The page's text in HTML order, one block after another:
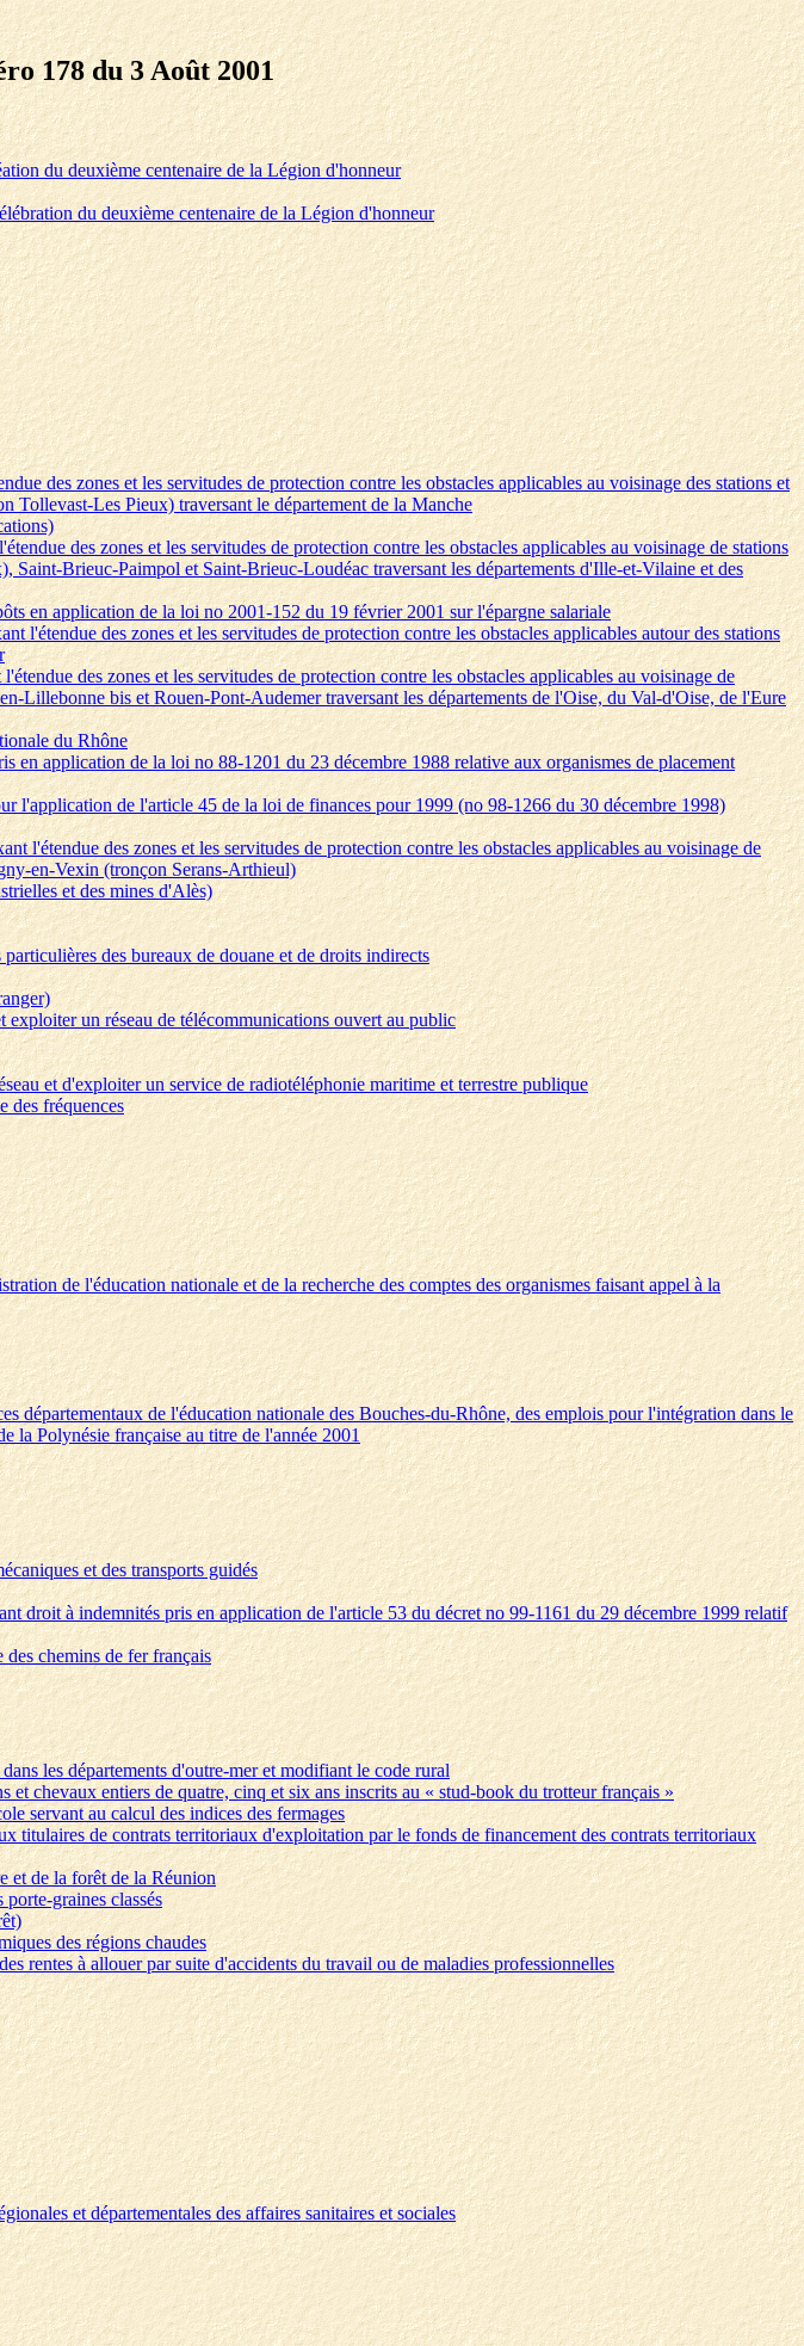
178 du 3 Août 2001
du deuxième centenaire de la Légion d'honneur
du deuxième centenaire de la Légion d'honneur
des zones et les servitudes de protection contre les obstacles applicables au voisinage des stations et
Tollevast-Les Pieux) traversant le département de la Manche
des zones et les servitudes de protection contre les obstacles applicables au voisinage de stations
Brieuc-Paimpol et Saint-Brieuc-Loudéac traversant les départements d'Ille-et-Vilaine et des
en application de la loi no 2001-152 du 19 février 2001 sur l'épargne salariale
des zones et les servitudes de protection contre les obstacles applicables autour des stations
des zones et les servitudes de protection contre les obstacles applicables au voisinage de
Lillebonne bis et Rouen-Pont-Audemer traversant les départements de l'Oise, du Val-d'Oise, de l'Eure
du Rhône
application de la loi no 88-1201 du 23 décembre 1988 relative aux organismes de placement
de l'article 45 de la loi de finances pour 1999 (no 98-1266 du 30 décembre 1998)
l'étendue des zones et les servitudes de protection contre les obstacles applicables au voisinage de
en-Vexin (tronçon Serans-Arthieul)
et des mines d'Alès)
des bureaux de douane et de droits indirects
un réseau de télécommunications ouvert au public
et d'exploiter un service de radiotéléphonie maritime et terrestre publique
des fréquences
de l'éducation nationale et de la recherche des comptes des organismes faisant appel à la
départementaux de l'éducation nationale des Bouches-du-Rhône, des emplois pour l'intégration dans le
la Polynésie française au titre de l'année 2001
et des transports guidés
droit à indemnités pris en application de l'article 53 du décret no 99-1161 du 29 décembre 1999 relatif
chemins de fer français
les départements d'outre-mer et modifiant le code rural
chevaux entiers de quatre, cinq et six ans inscrits au « stud-book du trotteur français »
servant au calcul des indices des fermages
de contrats territoriaux d'exploitation par le fonds de financement des contrats territoriaux
et de la forêt de la Réunion
graines classés
des régions chaudes
rentes à allouer par suite d'accidents du travail ou de maladies professionnelles
et départementales des affaires sanitaires et sociales